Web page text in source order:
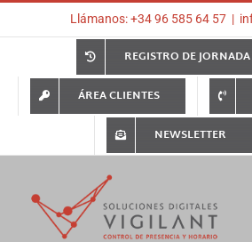
Llámanos: +34 96 585 64 57 |
REGISTRO DE
ÁREA CLIENTES
NEWSLETTER